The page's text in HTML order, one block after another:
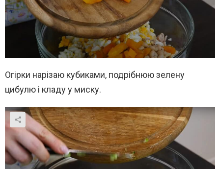
Огірки нарізаю кубиками, подрібнюю зелену
цибулю і кладу у миску.